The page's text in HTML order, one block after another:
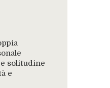
solitudine
e